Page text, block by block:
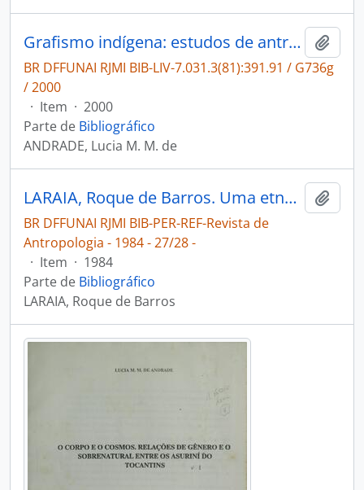
Grafismo indígena: estudos de antropologia estética
BR DFFUNAI RJMI BIB-LIV-7.031.3(81):391.91 / G736g
/ 2000
· Item · 2000
Parte de Bibliográfico
ANDRADE, Lucia M. M. de
LARAIA, Roque de Barros. Uma etnohistória Tupi [Revista de Antropologia]
BR DFFUNAI RJMI BIB-PER-REF-Revista de
Antropologia - 1984 - 27/28 -
· Item · 1984
Parte de Bibliográfico
LARAIA, Roque de Barros